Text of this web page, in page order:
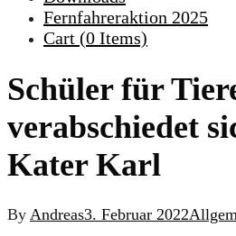
Fernfahreraktion 2025
Cart (0 Items)
Schüler für
verabschiedet
Kater Karl
By Andreas3. Februar 2022